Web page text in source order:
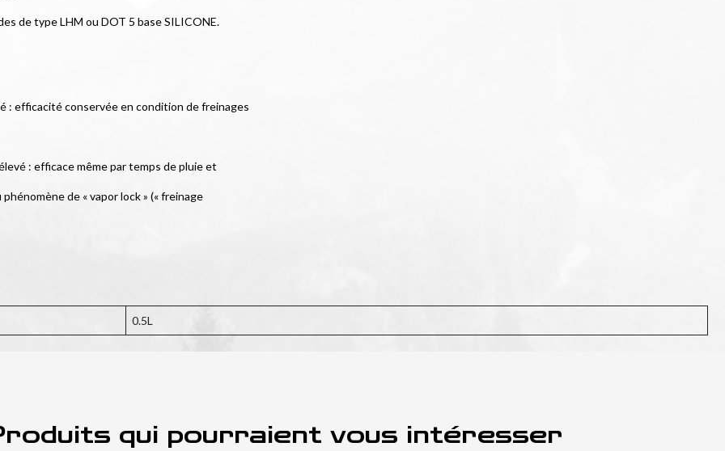
de type LHM ou DOT 5 base SILICONE.
: efficacité conservée en condition de freinages
: efficace même par temps de pluie et
de « vapor lock » (« freinage
0.5L
qui pourraient vous intéresser